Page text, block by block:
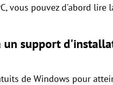
vous pouvez d'abord lire
un support
de Windows pour